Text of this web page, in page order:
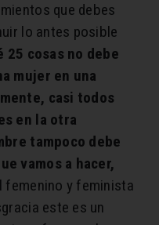
que debes
lo antes posible
25 cosas no debe
mujer en una
casi todos
en la otra
tampoco debe
vamos a hacer,
femenino y feminista
este es un